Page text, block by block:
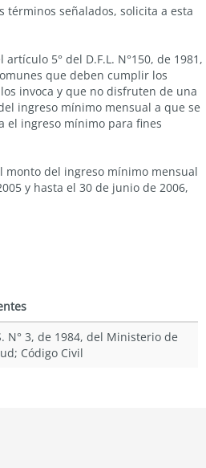
términos señalados, solicita a esta
5° del D.F.L. N°150, de 1981,
que deben cumplir los
invoca y que no disfruten de una
ingreso mínimo mensual a que se
el ingreso mínimo para fines
monto del ingreso mínimo mensual
y hasta el 30 de junio de 2006,
N° 3, de 1984, del Ministerio de
Código Civil